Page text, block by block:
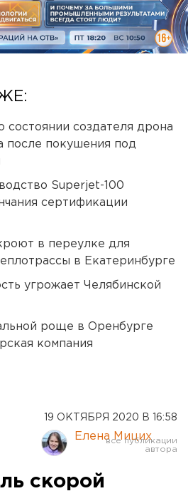
состоянии создателя дрона
после покушения под
Superjet-100
сертификации
в переулке для
в Екатеринбурге
угрожает Челябинской
роще в Оренбурге
компания
19 ОКТЯБРЯ 2020 В 16:58
Елена Мицих
скорой